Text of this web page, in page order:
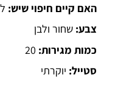
האם קיים חיפוי שיש:
צבע: שחור ולבן
כמות מגירות:
סטייל: יוקרתי